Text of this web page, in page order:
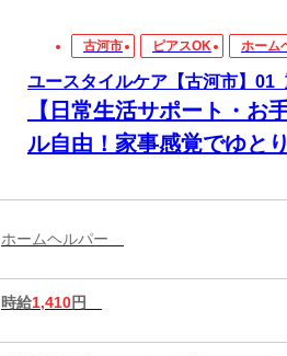
古河市 ピアスOK ホーム
ユースタイルケア【古河市】
【日常生活サポート・お
ル自由！家事感覚でゆと
ホームヘルパー
時給1,410円